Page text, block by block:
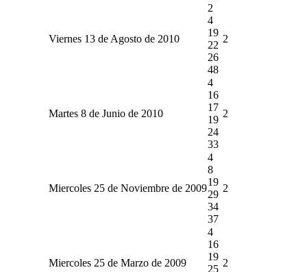
Viernes 13 de Agosto de 2010
2
4
19
22
26
48
2
Martes 8 de Junio de 2010
4
16
17
19
24
33
2
Miercoles 25 de Noviembre de 2009
4
8
19
29
34
37
2
Miercoles 25 de Marzo de 2009
4
16
19
25
2